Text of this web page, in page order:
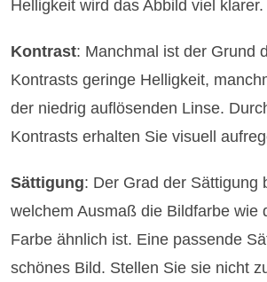
Helligkeit wird das Abbild viel klarer.
Kontrast: Manchmal ist der Grund
Kontrasts geringe Helligkeit,
der niedrig auflösenden Linse.
Kontrasts erhalten Sie visuell
Sättigung: Der Grad der Sättigung
welchem Ausmaß die Bildfarbe wie
Farbe ähnlich ist. Eine passende
schönes Bild. Stellen Sie sie nicht